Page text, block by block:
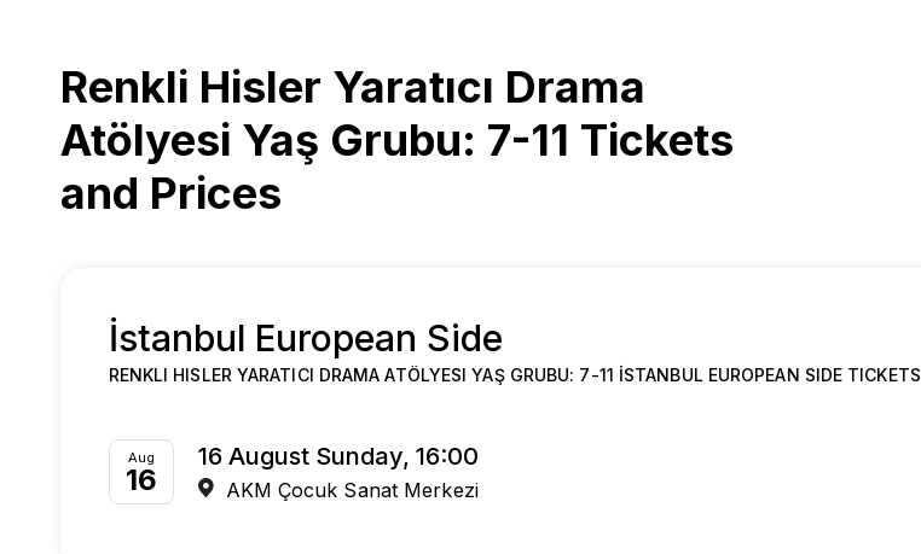
Renkli Hisler Yaratıcı Drama
Atölyesi Yaş Grubu: 7-11 Tickets
and Prices
İstanbul European Side
RENKLI HISLER YARATICI DRAMA ATÖLYESI YAŞ GRUBU: 7-11 İSTANBUL EUROPEAN SIDE TICKETS
Aug
16
16 August Sunday, 16:00
AKM Çocuk Sanat Merkezi